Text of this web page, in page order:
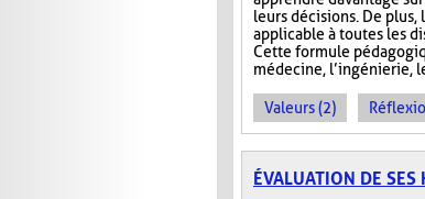
leurs décisions. De plus,
applicable à toutes les
Cette formule
médecine, l’ingénierie,
Valeurs (2)
ÉVALUATION DE SES